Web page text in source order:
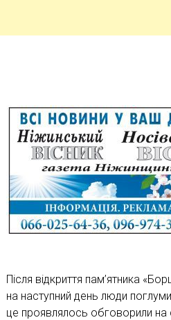
Після відкриття пам’ятника
на наступний день люди
це проявлялось обговорили на